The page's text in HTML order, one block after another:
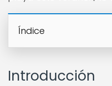
Índice
Introducción